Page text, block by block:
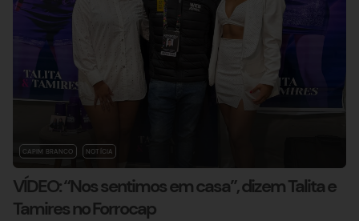
CAPIM BRANCO NOTÍCIA
VÍDEO: “Nos sentimos em casa”, dizem Talita e
Tamires no Forrocap